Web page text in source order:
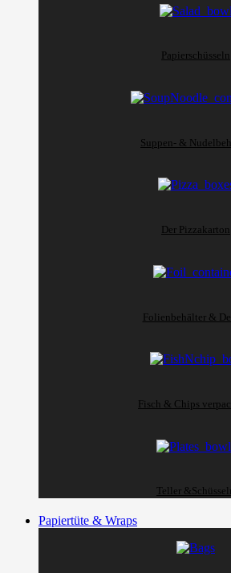
Papierschüsseln
Suppen- &
Der Pizzakarton
Folienbehälter &
Fisch & Chips
Teller
Papiertüte & Wraps